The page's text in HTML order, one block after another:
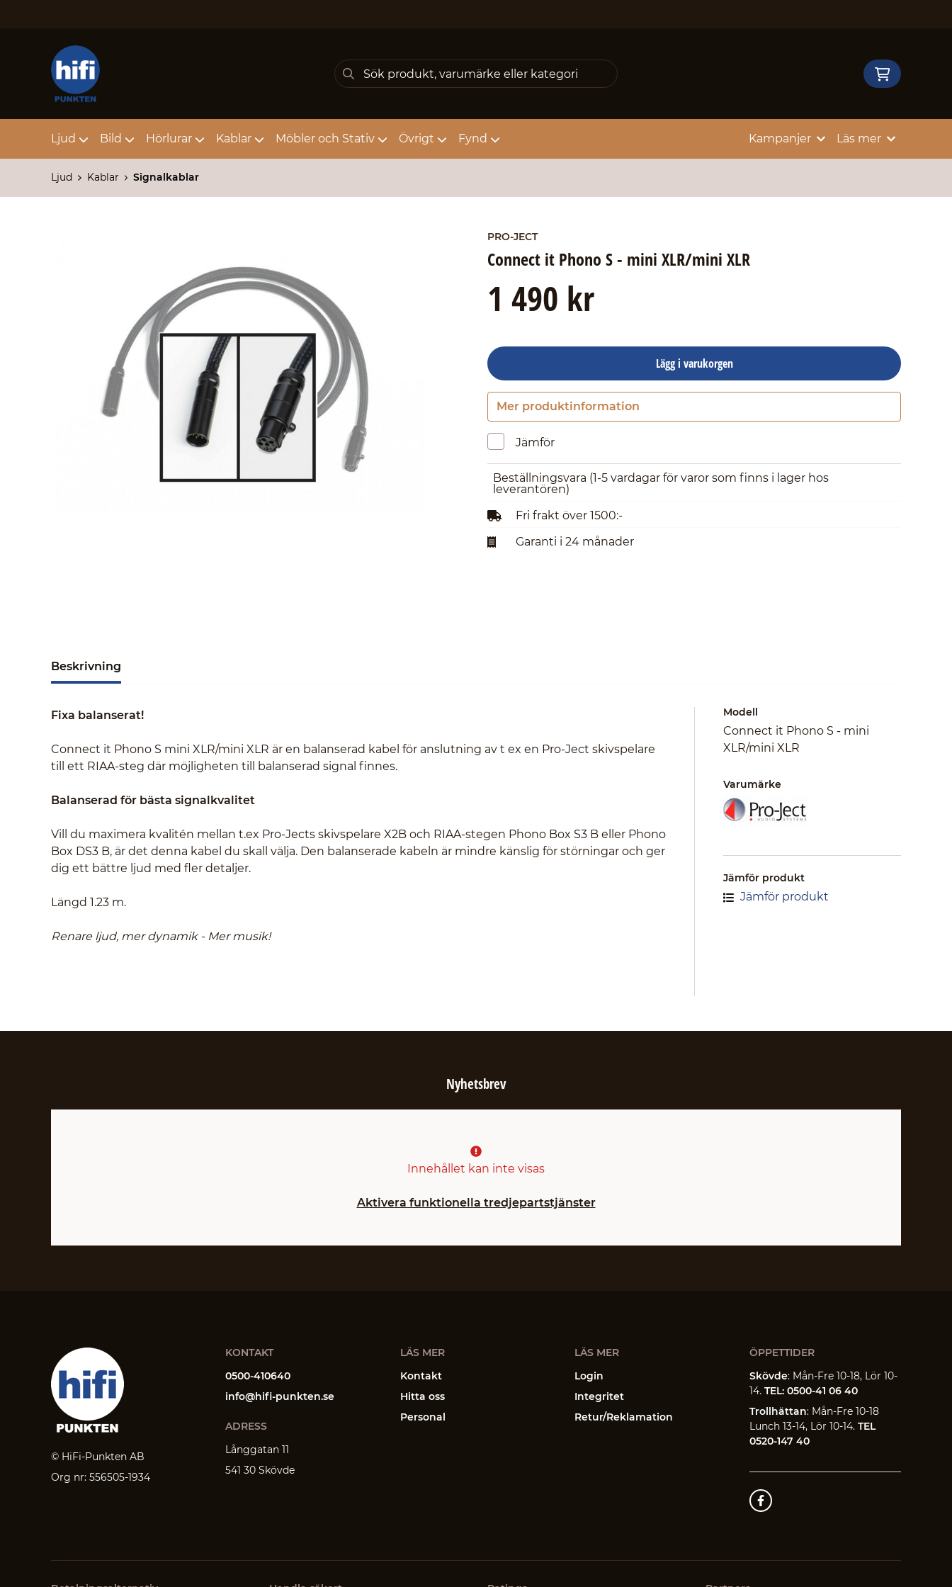
Ljud Bild Hörlurar Kablar Möbler och Stativ Övrigt Fynd Kampanjer Läs mer
Ljud Kablar Signalkablar
PRO-JECT
Connect it Phono S - mini XLR/mini XLR
1 490 kr
Lägg i varukorgen
Mer produktinformation
Jämför
Beställningsvara (1-5 vardagar för varor som finns i lager hos
leverantören)
Fri frakt över 1500:-
Garanti i 24 månader
Beskrivning
Fixa balanserat!
Connect it Phono S mini XLR/mini XLR är en balanserad kabel för anslutning av t ex en Pro-Ject skivspelare
till ett RIAA-steg där möjligheten till balanserad signal finnes.
Balanserad för bästa signalkvalitet
Vill du maximera kvalitén mellan t.ex Pro-Jects skivspelare X2B och RIAA-stegen Phono Box S3 B eller Phono
Box DS3 B, är det denna kabel du skall välja. Den balanserade kabeln är mindre känslig för störningar och ger
dig ett bättre ljud med fler detaljer.
Längd 1.23 m.
Renare ljud, mer dynamik - Mer musik!
Modell
Connect it Phono S - mini
XLR/mini XLR
Varumärke
Jämför produkt
Jämför produkt
Nyhetsbrev
Innehållet kan inte visas
Aktivera funktionella tredjepartstjänster
© HiFi-Punkten AB
Org nr: 556505-1934
KONTAKT
0500-410640
info@hifi-punkten.se
ADRESS
Långgatan 11
541 30 Skövde
LÄS MER
Kontakt
Hitta oss
Personal
LÄS MER
Login
Integritet
Retur/Reklamation
ÖPPETTIDER
Skövde: Mån-Fre 10-18, Lör 10-
14.TEL: 0500-41 06 40
Trollhättan: Mån-Fre 10-18
Lunch 13-14, Lör 10-14.TEL
0520-147 40